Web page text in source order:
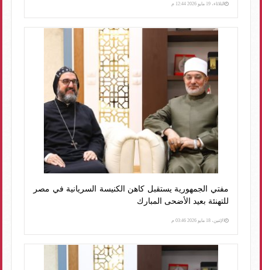
الثلاثاء، 19 مايو 2026 12:44 م
مفتي الجمهورية يستقبل كاهن الكنيسة السريانية في مصر
للتهنئة بعيد الأضحى المبارك
الإثنين، 18 مايو 2026 03:46 م